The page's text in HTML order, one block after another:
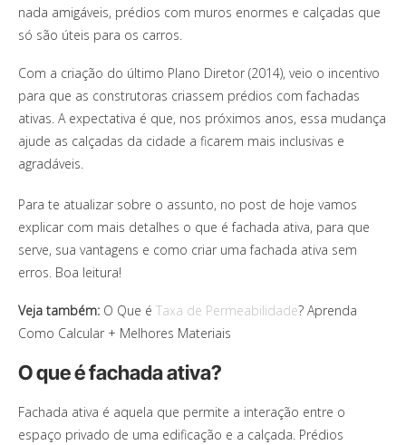
nada amigáveis, prédios com muros enormes e calçadas que
só são úteis para os carros.
Com a criação do último Plano Diretor (2014), veio o incentivo
para que as construtoras criassem prédios com fachadas
ativas. A expectativa é que, nos próximos anos, essa mudança
ajude as calçadas da cidade a ficarem mais inclusivas e
agradáveis.
Para te atualizar sobre o assunto, no post de hoje vamos
explicar com mais detalhes o que é fachada ativa, para que
serve, sua vantagens e como criar uma fachada ativa sem
erros. Boa leitura!
Veja também: O Que é Taxa de Permeabilidade? Aprenda
Como Calcular + Melhores Materiais
O que é fachada ativa?
Fachada ativa é aquela que permite a interação entre o
espaço privado de uma edificação e a calçada. Prédios